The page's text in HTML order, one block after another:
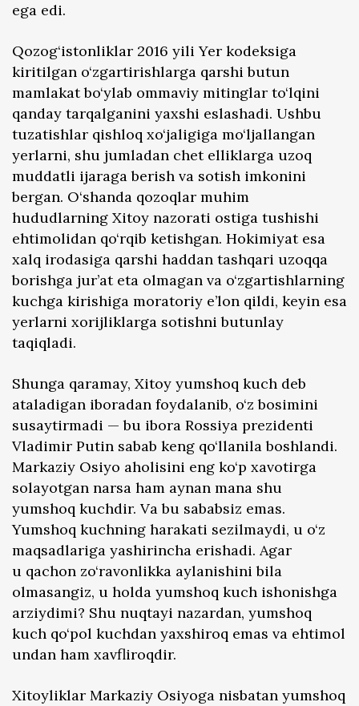
ega edi.
Qozog‘istonliklar 2016 yili Yer kodeksiga
kiritilgan o‘zgartirishlarga qarshi butun
mamlakat bo‘ylab ommaviy mitinglar to‘lqini
qanday tarqalganini yaxshi eslashadi. Ushbu
tuzatishlar qishloq xo‘jaligiga mo‘ljallangan
yerlarni, shu jumladan chet elliklarga uzoq
muddatli ijaraga berish va sotish imkonini
bergan. O‘shanda qozoqlar muhim
hududlarning Xitoy nazorati ostiga tushishi
ehtimolidan qo‘rqib ketishgan. Hokimiyat esa
xalq irodasiga qarshi haddan tashqari uzoqqa
borishga jur’at eta olmagan va o‘zgartishlarning
kuchga kirishiga moratoriy e’lon qildi, keyin esa
yerlarni xorijliklarga sotishni butunlay
taqiqladi.
Shunga qaramay, Xitoy yumshoq kuch deb
ataladigan iboradan foydalanib, o‘z bosimini
susaytirmadi — bu ibora Rossiya prezidenti
Vladimir Putin sabab keng qo‘llanila boshlandi.
Markaziy Osiyo aholisini eng ko‘p xavotirga
solayotgan narsa ham aynan mana shu
yumshoq kuchdir. Va bu sababsiz emas.
Yumshoq kuchning harakati sezilmaydi, u o‘z
maqsadlariga yashirincha erishadi. Agar
u qachon zo‘ravonlikka aylanishini bila
olmasangiz, u holda yumshoq kuch ishonishga
arziydimi? Shu nuqtayi nazardan, yumshoq
kuch qo‘pol kuchdan yaxshiroq emas va ehtimol
undan ham xavfliroqdir.
Xitoyliklar Markaziy Osiyoga nisbatan yumshoq